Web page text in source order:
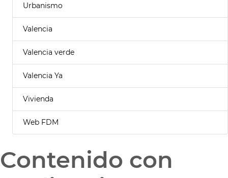
Urbanismo
Valencia
Valencia verde
Valencia Ya
Vivienda
Web FDM
Contenido con